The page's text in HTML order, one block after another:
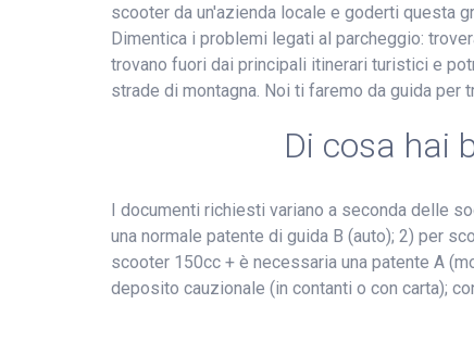
scooter da un'azienda locale e goderti questa
Dimentica i problemi legati al parcheggio:
trovano fuori dai principali itinerari turistici e
strade di montagna. Noi ti faremo da guida per
Di cosa hai
I documenti richiesti variano a seconda delle
una normale patente di guida B (auto); 2) per
scooter 150cc + è necessaria una patente A
deposito cauzionale (in contanti o con carta);